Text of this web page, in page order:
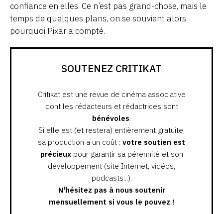
confiance en elles. Ce n’est pas grand-chose, mais le
temps de quelques plans, on se souvient alors
pourquoi Pixar a compté.
SOUTENEZ CRITIKAT
Critikat est une revue de cinéma associative
dont les rédacteurs et rédactrices sont
bénévoles.
Si elle est (et restera) entièrement gratuite,
sa production a un coût : votre soutien est
précieuxpour garantir sa pérennité et son
développement (site Internet, vidéos,
podcasts...).
N'hésitez pas à nous soutenir
mensuellement si vous le pouvez !